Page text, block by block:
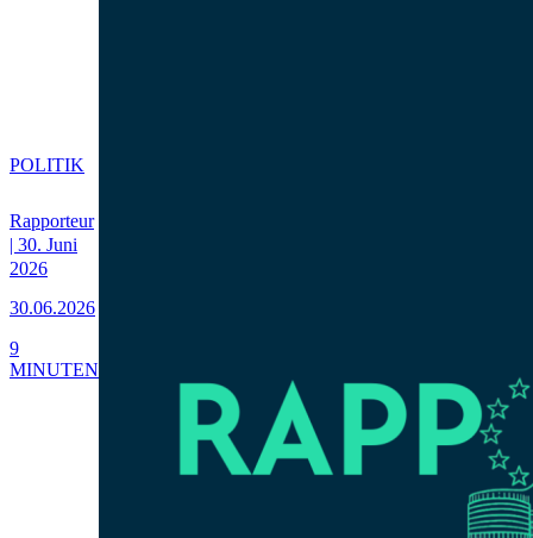
Rapporteur
| 30. Juni
2026
30.06.2026
POLITIK
9
MINUTEN